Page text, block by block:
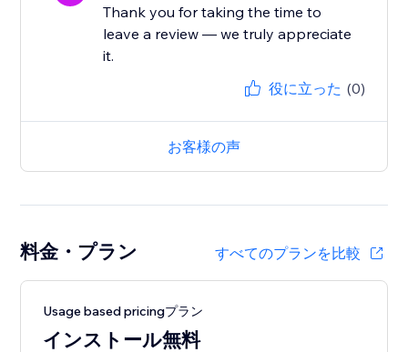
Thank you for taking the time to
leave a review — we truly appreciate
it.
役に立った (0)
お客様の声
料金・プラン すべてのプランを比較
Usage based pricingプラン
インストール無料